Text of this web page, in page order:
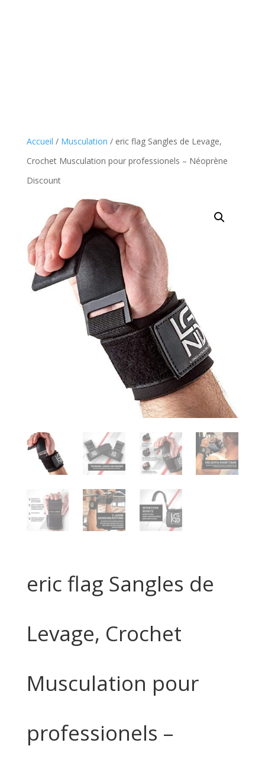
Accueil / Musculation / eric flag Sangles de Levage,
Crochet Musculation pour professionels – Néoprène
Discount
eric flag Sangles de
Levage, Crochet
Musculation pour
professionels –